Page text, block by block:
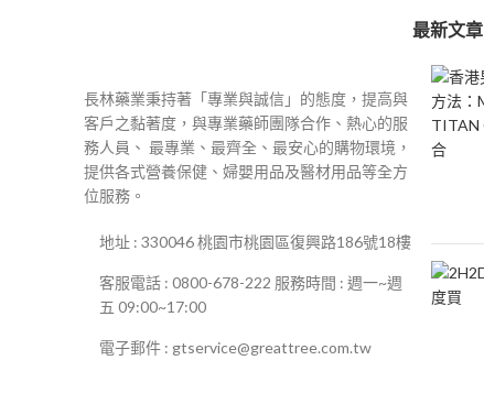
長林藥業秉持著「專業與誠信」的態度，提高與
客戶之黏著度，與專業藥師團隊合作、熱心的服
務人員、 最專業、最齊全、最安心的購物環境，
提供各式營養保健、婦嬰用品及醫材用品等全方
位服務。
地址 : 330046 桃園市桃園區復興路186號18樓
客服電話 : 0800-678-222 服務時間 : 週一~週
五 09:00~17:00
電子郵件 : gtservice@greattree.com.tw
最新文章